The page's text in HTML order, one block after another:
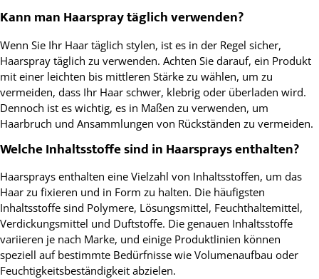
Kann man Haarspray täglich verwenden?
Wenn Sie Ihr Haar täglich stylen, ist es in der Regel sicher,
Haarspray täglich zu verwenden. Achten Sie darauf, ein Produkt
mit einer leichten bis mittleren Stärke zu wählen, um zu
vermeiden, dass Ihr Haar schwer, klebrig oder überladen wird.
Dennoch ist es wichtig, es in Maßen zu verwenden, um
Haarbruch und Ansammlungen von Rückständen zu vermeiden.
Welche Inhaltsstoffe sind in Haarsprays enthalten?
Haarsprays enthalten eine Vielzahl von Inhaltsstoffen, um das
Haar zu fixieren und in Form zu halten. Die häufigsten
Inhaltsstoffe sind Polymere, Lösungsmittel, Feuchthaltemittel,
Verdickungsmittel und Duftstoffe. Die genauen Inhaltsstoffe
variieren je nach Marke, und einige Produktlinien können
speziell auf bestimmte Bedürfnisse wie Volumenaufbau oder
Feuchtigkeitsbeständigkeit abzielen.